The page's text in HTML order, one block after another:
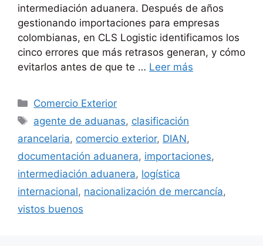
intermediación aduanera. Después de años
gestionando importaciones para empresas
colombianas, en CLS Logistic identificamos los
cinco errores que más retrasos generan, y cómo
evitarlos antes de que te … Leer más
Categorías
Comercio Exterior
Etiquetas
agente de aduanas, clasificación
arancelaria, comercio exterior, DIAN,
documentación aduanera, importaciones,
intermediación aduanera, logística
internacional, nacionalización de mercancía,
vistos buenos